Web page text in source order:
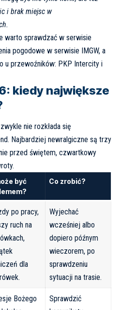
i brak miejsc w
warto sprawdzać w serwisie
pogodowe w serwisie IMGW, a
u przewoźników: PKP Intercity i
kiedy największe
nie rozkłada się
Najbardziej newralgiczne są trzy
przed świętem, czwartkowy
być
Co zrobić?
po pracy,
ruch na
dla
Wyjechać
wcześniej albo
dopiero późnym
wieczorem, po
sprawdzeniu
sytuacji na trasie.
Bożego
Sprawdzić